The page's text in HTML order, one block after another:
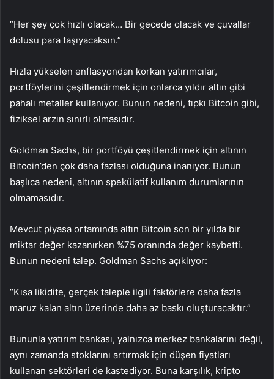
“Her şey çok hızlı olacak… Bir gecede olacak ve çuvallar
dolusu para taşıyacaksın.”
Hızla yükselen enflasyondan korkan yatırımcılar,
portföylerini çeşitlendirmek için onlarca yıldır altın gibi
pahalı metaller kullanıyor. Bunun nedeni, tıpkı Bitcoin gibi,
fiziksel arzın sınırlı olmasıdır.
Goldman Sachs, bir portföyü çeşitlendirmek için altının
Bitcoin’den çok daha fazlası olduğuna inanıyor. Bunun
başlıca nedeni, altının spekülatif kullanım durumlarının
olmamasıdır.
Mevcut piyasa ortamında altın Bitcoin son bir yılda bir
miktar değer kazanırken %75 oranında değer kaybetti.
Bunun nedeni talep. Goldman Sachs açıklıyor:
“Kısa likidite, gerçek taleple ilgili faktörlere daha fazla
maruz kalan altın üzerinde daha az baskı oluşturacaktır.”
Bununla yatırım bankası, yalnızca merkez bankalarını değil,
aynı zamanda stoklarını artırmak için düşen fiyatları
kullanan sektörleri de kastediyor. Buna karşılık, kripto